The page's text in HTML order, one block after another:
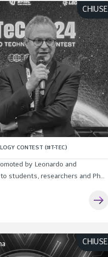
CONTEST (#T-TEC)
by Leonardo and
students, researchers and PhD
CHIUSE
CHIUSE